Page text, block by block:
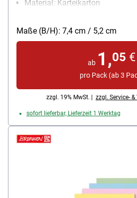
Material: Karteikarton
Packungsmenge: 100 Stück
Maße (B/H): 7,4 cm / 5,2 cm
ab 1,05 €
pro Pack (ab 3
zzgl. 19% MwSt. | zzgl. Service-
sofort lieferbar, Lieferzeit 1 Werktag